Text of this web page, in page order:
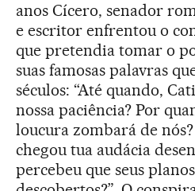
anos Cícero, senador
e escritor enfrentou o
que pretendia tomar o
suas famosas palavras
séculos: “Até quando,
nossa paciência? Por
loucura zombará de
chegou tua audácia
percebeu que seus